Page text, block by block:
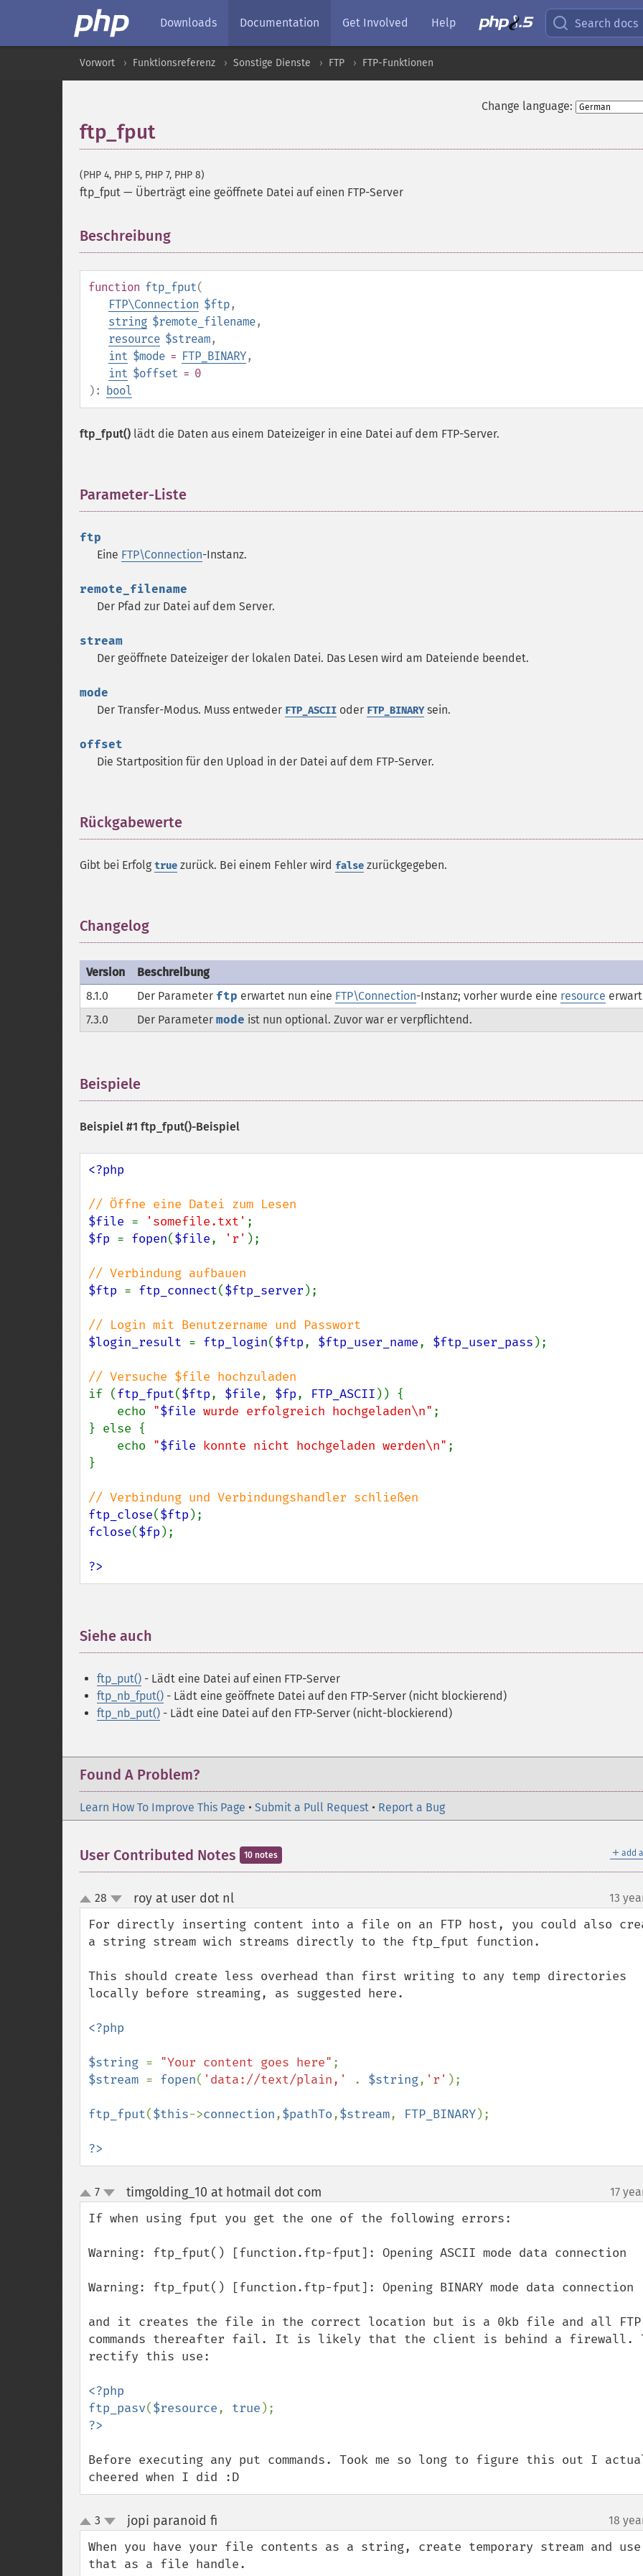
Downloads Documentation Get Involved Help Search docs
Vorwort Funktionsreferenz Sonstige Dienste FTP FTP-Funktionen
Change language:
ftp_fput
(PHP 4, PHP 5, PHP 7, PHP 8)
ftp_fput — Überträgt eine geöffnete Datei auf einen FTP-Server
Beschreibung
function ftp_fput(
FTP\Connection $ftp,
string $remote_filename,
resource $stream,
int $mode = FTP_BINARY,
int $offset = 0
): bool
ftp_fput() lädt die Daten aus einem Dateizeiger in eine Datei auf dem FTP-Server.
Parameter-Liste
ftp
Eine FTP\Connection-Instanz.
remote_filename
Der Pfad zur Datei auf dem Server.
stream
Der geöffnete Dateizeiger der lokalen Datei. Das Lesen wird am Dateiende beendet.
mode
Der Transfer-Modus. Muss entweder FTP_ASCII oder FTP_BINARYsein.
offset
Die Startposition für den Upload in der Datei auf dem FTP-Server.
Rückgabewerte
Gibt bei Erfolg true zurück. Bei einem Fehler wird false zurückgegeben.
Changelog
Version
Beschreibung
8.1.0
Der Parameter ftp erwartet nun eine FTP\Connection-Instanz; vorher wurde eine resource
7.3.0
Der Parameter mode ist nun optional. Zuvor war er verpflichtend.
Beispiele
Beispiel #1 ftp_fput()-Beispiel
<?php
$file = 'somefile.txt'
$fp = fopen($file, 'r' );
$ftp = ftp_connect($ftp_server );
$login_result = ftp_login($ftp, $ftp_user_name, $ftp_user_pass );
if (ftp_fput($ftp, $file, $fp, FTP_ASCII )) {
    echo
"$file wurde erfolgreich hochgeladen\n" ;
} else {
    echo
"$file konnte nicht hochgeladen werden\n" ;
}
ftp_close($ftp
fclose($fp );
?>
Siehe auch
ftp_put() - Lädt eine Datei auf einen FTP-Server
ftp_nb_fput() - Lädt eine geöffnete Datei auf den FTP-Server (nicht blockierend)
ftp_nb_put() - Lädt eine Datei auf den FTP-Server (nicht-blockierend)
Found A Problem?
Learn How To Improve This Page • Submit a Pull Request • Report a Bug
＋ add
User Contributed Notes 10 notes
up
down
28 roy at user dot nl¶ 13
For directly inserting content into a file on an FTP host, you could also
a string stream wich streams directly to the ftp_fput function.
This should create less overhead than first writing to any temp directories
locally before streaming, as suggested here.
<?php
$string = "Your content goes here"
$stream = fopen( 'data://text/plain,' . $string, 'r' );
ftp_fput($this->connection,$pathTo,$stream, FTP_BINARY);
?>
up
down
7 timgolding_10 at hotmail dot com 17
If when using fput you get the one of the following errors:
Warning: ftp_fput() [function.ftp-fput]: Opening ASCII mode data connection
Warning: ftp_fput() [function.ftp-fput]: Opening BINARY mode data connection
and it creates the file in the correct location but is a 0kb file and all FTP
commands thereafter fail. It is likely that the client is behind a firewall.
rectify this use:
<?php
ftp_pasv($resource, true
Before executing any put commands. Took me so long to figure this out I
cheered when I did :D
up
down
3 jopi paranoid fi 18
When you have your file contents as a string, create temporary stream and use
that as a file handle.